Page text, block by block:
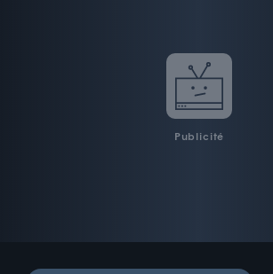
Publicité